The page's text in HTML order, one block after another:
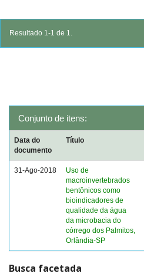
Resultado 1-1 de 1.
Conjunto de itens:
Data do
documento
Título
31-Ago-2018
Uso de
macroinvertebrados
bentônicos como
bioindicadores de
qualidade da água
da microbacia do
córrego dos Palmitos,
Orlândia-SP
Busca facetada